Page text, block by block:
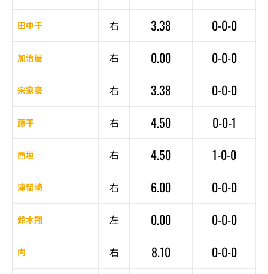
田中千 右 3.38 0-0-0
加治屋 右 0.00 0-0-0
宋家豪 右 3.38 0-0-0
藤平 右 4.50 0-0-1
西垣 右 4.50 1-0-0
津留崎 右 6.00 0-0-0
鈴木翔 左 0.00 0-0-0
内 右 8.10 0-0-0